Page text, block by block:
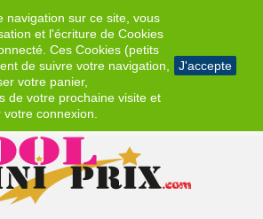
navigation sur ce site, vous
et l'écriture de Cookies
Ces Cookies (petits
de suivre votre navigation,
votre panier,
de votre prochaine visite et
connexion.
J'accepte